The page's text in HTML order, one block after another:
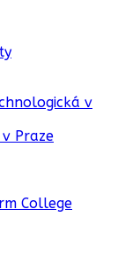
v
Praze
College